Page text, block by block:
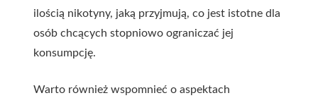
ilością nikotyny, jaką przyjmują, co jest istotne dla
osób chcących stopniowo ograniczać jej
konsumpcję.
Warto również wspomnieć o aspektach